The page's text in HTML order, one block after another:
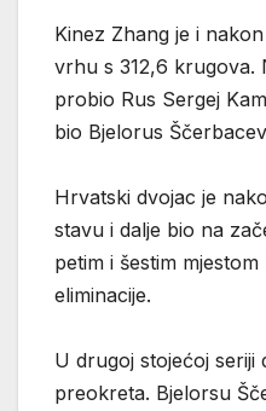
Kinez Zhang je i
vrhu s 312,6 krugova.
probio Rus Sergej
bio Bjelorus
Hrvatski dvojac je
stavu i dalje bio na
petim i šestim
eliminacije.
U drugoj stojećoj seriji
preokreta. Bjelorsu